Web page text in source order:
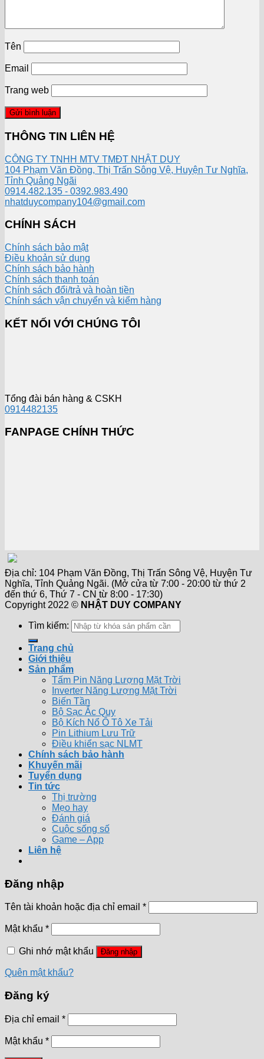
Tên
Email
Trang web
THÔNG TIN LIÊN HỆ
CÔNG TY TNHH MTV TMĐT NHẬT DUY
104 Phạm Văn Đồng, Thị Trấn Sông Vệ, Huyện Tư Nghĩa,
Tỉnh Quảng Ngãi
0914.482.135 - 0392.983.490
nhatduycompany104@gmail.com
CHÍNH SÁCH
Chính sách bảo mật
Điều khoản sử dụng
Chính sách bảo hành
Chính sách thanh toán
Chính sách đổi/trả và hoàn tiền
Chính sách vận chuyển và kiểm hàng
KẾT NỐI VỚI CHÚNG TÔI
Tổng đài bán hàng & CSKH
0914482135
FANPAGE CHÍNH THỨC
Địa chỉ: 104 Phạm Văn Đồng, Thị Trấn Sông Vệ, Huyện Tư
Nghĩa, Tỉnh Quảng Ngãi. (Mở cửa từ 7:00 - 20:00 từ thứ 2
đến thứ 6, Thứ 7 - CN từ 8:00 - 17:30)
Copyright 2022 © NHẬT DUY COMPANY
Tìm kiếm:
Trang chủ
Giới thiệu
Sản phẩm
Tấm Pin Năng Lượng Mặt Trời
Inverter Năng Lượng Mặt Trời
Biến Tần
Bộ Sạc Ắc Quy
Bộ Kích Nổ Ô Tô Xe Tải
Pin Lithium Lưu Trữ
Điều khiển sạc NLMT
Chính sách bảo hành
Khuyến mãi
Tuyển dụng
Tin tức
Thị trường
Mẹo hay
Đánh giá
Cuộc sống số
Game – App
Liên hệ
Đăng nhập
Tên tài khoản hoặc địa chỉ email *
Mật khẩu *
Ghi nhớ mật khẩu Đăng nhập
Quên mật khẩu?
Đăng ký
Địa chỉ email *
Mật khẩu *